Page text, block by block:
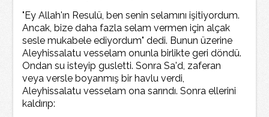
"Ey Allah'ın Resulü, ben senin selamını işitiyordum.
Ancak, bize daha fazla selam vermen için alçak
sesle mukabele ediyordum" dedi. Bunun üzerine
Aleyhissalatu vesselam onunla birlikte geri döndü.
Ondan su isteyip gusletti. Sonra Sa'd, zaferan
veya versle boyanmış bir havlu verdi,
Aleyhissalatu vesselam ona sarındı. Sonra ellerini
kaldırıp: